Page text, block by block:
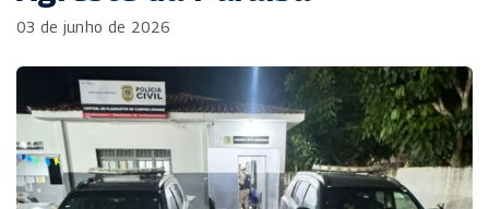
03 de junho de 2026